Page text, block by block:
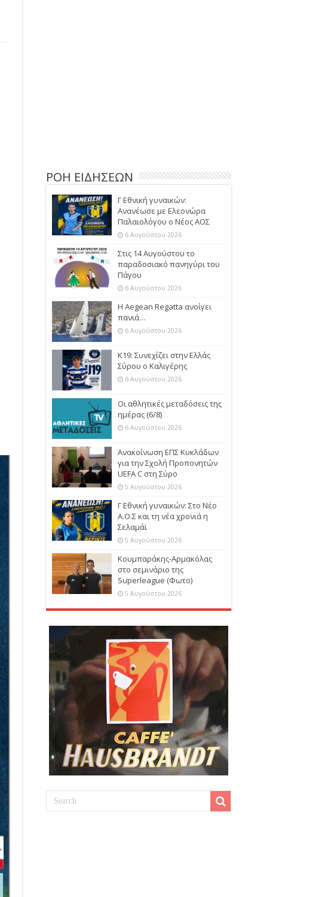
ΡΟΗ ΕΙΔΗΣΕΩΝ
Γ Εθνική γυναικών:
Ανανέωσε με Ελεονώρα
Παλαιολόγου ο Νέος ΑΟΣ
6 Αυγούστου 2026
Στις 14 Αυγούστου το
παραδοσιακό πανηγύρι του
Πάγου
6 Αυγούστου 2026
Η Aegean Regatta ανοίγει
πανιά…
6 Αυγούστου 2026
Κ19: Συνεχίζει στην Ελλάς
Σύρου ο Καλιγέρης
6 Αυγούστου 2026
Οι αθλητικές μεταδόσεις της
ημέρας (6/8)
6 Αυγούστου 2026
Ανακοίνωση ΕΠΣ Κυκλάδων
για την Σχολή Προπονητών
UEFA C στη Σύρο
5 Αυγούστου 2026
Γ Εθνική γυναικών: Στο Νέο
Α.Ο.Σ και τη νέα χρονιά η
Σελαμάϊ
5 Αυγούστου 2026
Κουμπαράκης-Αρμακόλας
στο σεμινάριο της
Superleague (Φωτο)
5 Αυγούστου 2026